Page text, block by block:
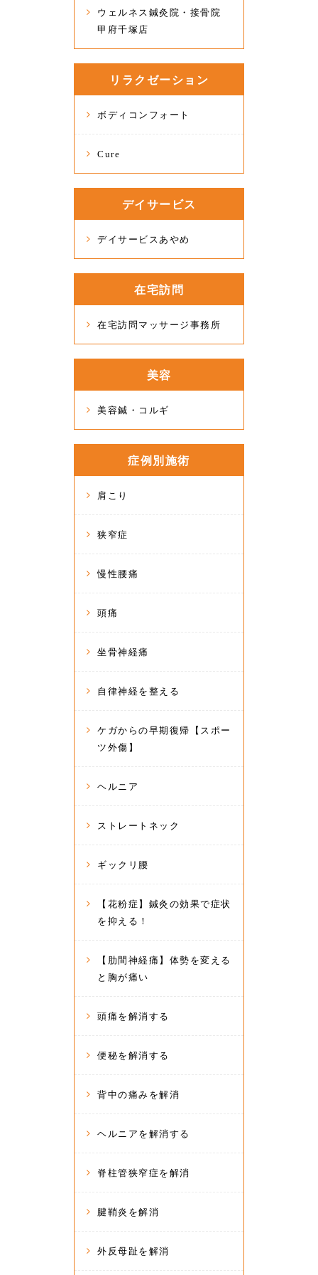
ウェルネス鍼灸院・接骨院
甲府千塚店
リラクゼーション
ボディコンフォート
Cure
デイサービス
デイサービスあやめ
在宅訪問
在宅訪問マッサージ事務所
美容
美容鍼・コルギ
症例別施術
肩こり
狭窄症
慢性腰痛
頭痛
坐骨神経痛
自律神経を整える
ケガからの早期復帰【スポー
ツ外傷】
ヘルニア
ストレートネック
ギックリ腰
【花粉症】鍼灸の効果で症状
を抑える！
【肋間神経痛】体勢を変える
と胸が痛い
頭痛を解消する
便秘を解消する
背中の痛みを解消
ヘルニアを解消する
脊柱管狭窄症を解消
腱鞘炎を解消
外反母趾を解消